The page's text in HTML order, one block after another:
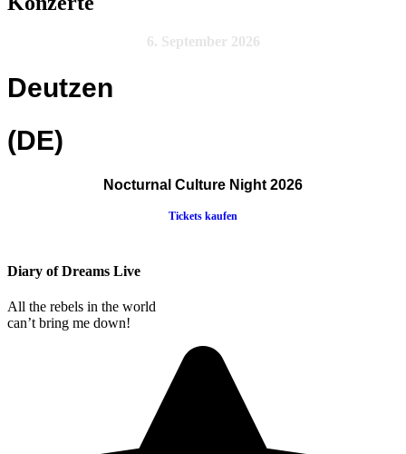
6. September 2026
Deutzen
(DE)
Nocturnal Culture Night 2026
Tickets kaufen
Diary of Dreams Live
All the rebels in the world
can’t bring me down!